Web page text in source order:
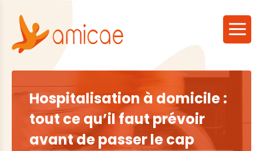
Hospitalisation à domicile :
tout ce qu’il faut prévoir
avant de passer le cap